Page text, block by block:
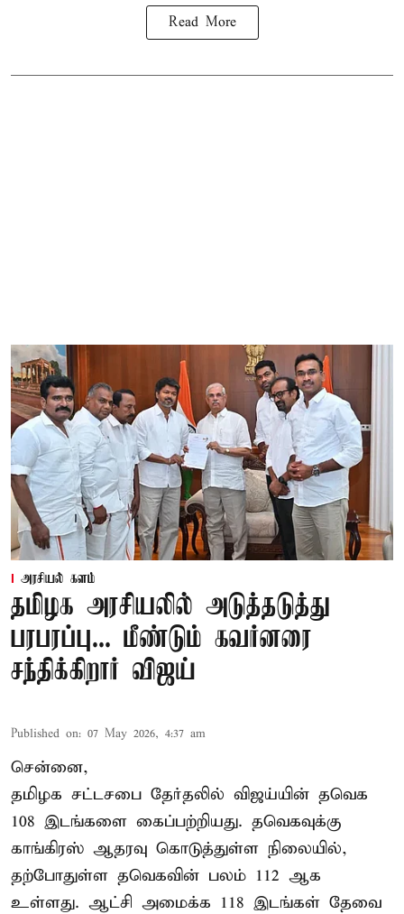
Read More
அரசியல் களம்
தமிழக அரசியலில் அடுத்தடுத்து
பரபரப்பு... மீண்டும் கவர்னரை
சந்திக்கிறார் விஜய்
Published on: 07 May 2026, 4:37 am
சென்னை,
தமிழக சட்டசபை தேர்தலில் விஜய்யின் தவெக
108 இடங்களை கைப்பற்றியது. தவெகவுக்கு
காங்கிரஸ் ஆதரவு கொடுத்துள்ள நிலையில்,
தற்போதுள்ள தவெகவின் பலம் 112 ஆக
உள்ளது. ஆட்சி அமைக்க 118 இடங்கள் தேவை